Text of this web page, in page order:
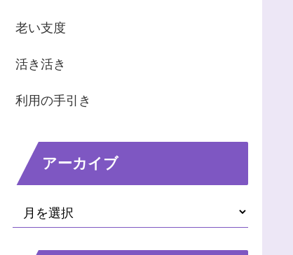
老い支度
活き活き
利用の手引き
アーカイブ